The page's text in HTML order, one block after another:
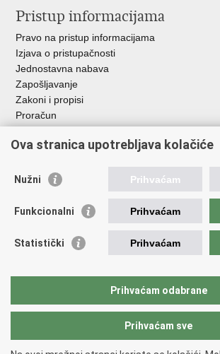
Pristup informacijama
Pravo na pristup informacijama
Izjava o pristupačnosti
Jednostavna nabava
Zapošljavanje
Zakoni i propisi
Proračun
RH
Važne poveznice
Hrvatska agencija za poljoprivredu i hranu
Agencija za plaćanja u poljoprivredi,
razvoju
Hrvatske šume
Pučka pravobraniteljica
Ova stranica upotrebljava kolačiće
Nužni Prihvaćam
Funkcionalni Prihvaćam
Statistički Prihvaćam
Prihvaćam odabrane
Prihvaćam sve